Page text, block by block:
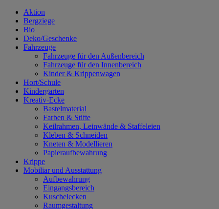
Aktion
Bergziege
Bio
Deko/Geschenke
Fahrzeuge
Fahrzeuge für den Außenbereich
Fahrzeuge für den Innenbereich
Kinder & Krippenwagen
Hort/Schule
Kindergarten
Kreativ-Ecke
Bastelmaterial
Farben & Stifte
Keilrahmen, Leinwände & Staffeleien
Kleben & Schneiden
Kneten & Modellieren
Papieraufbewahrung
Krippe
Mobiliar und Ausstattung
Aufbewahrung
Eingangsbereich
Kuschelecken
Raumgestaltung